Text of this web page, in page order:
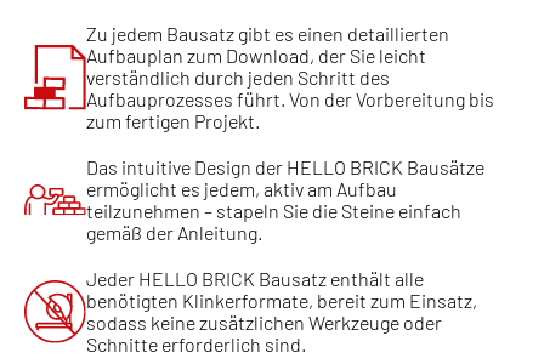
Zu jedem Bausatz gibt es einen detaillierten
Aufbauplan zum Download, der Sie leicht
verständlich durch jeden Schritt des
Aufbauprozesses führt. Von der Vorbereitung bis
zum fertigen Projekt.
Das intuitive Design der HELLO BRICK Bausätze
ermöglicht es jedem, aktiv am Aufbau
teilzunehmen – stapeln Sie die Steine einfach
gemäß der Anleitung.
Jeder HELLO BRICK Bausatz enthält alle
benötigten Klinkerformate, bereit zum Einsatz,
sodass keine zusätzlichen Werkzeuge oder
Schnitte erforderlich sind.